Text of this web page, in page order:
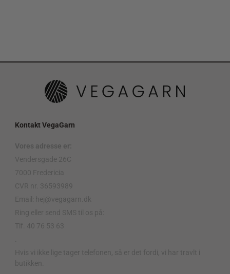
Kontakt VegaGarn
Vores adresse er:
Vendersgade 26C
7000 Fredericia
CVR nr. 36593989
Email: hej@vegagarn.dk
Ring eller send SMS til os på:
Tlf. 40 76 53 63
Hvis vi ikke lige tager telefonen, så er det fordi, vi har travlt i
butikken.